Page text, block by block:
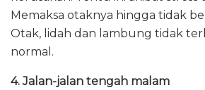
Memaksa otaknya hingga tidak
Otak, lidah dan lambung tidak
normal.
4. Jalan-jalan tengah malam